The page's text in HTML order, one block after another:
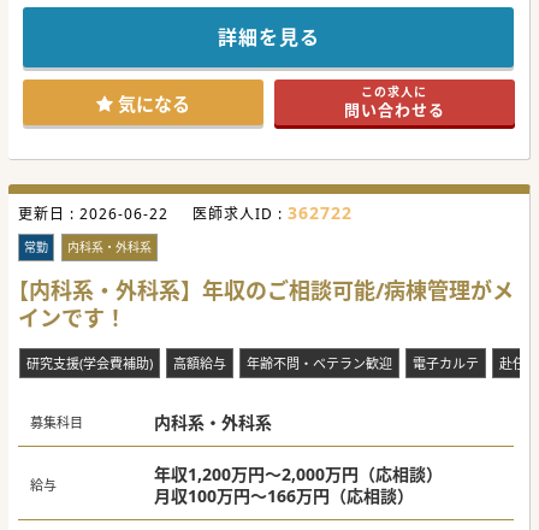
今回の募集は月間2,000名以上の健診・人間ドック受診者が
来院される健診クリニックの募集です。
内視鏡検査希望の受診者の増加に伴い、増員募集です。
企業や自治体の健診を受け入れており、年間のスケジュール
を組むため、12月～2月の閑散期には長期休暇が取りやすい
具体的な働き方などご興味ございましたら、ぜひお問い合わ
せ下さい。
#秋入職可
詳細を見る
気になる この求人に
問い合わせる
更新日 : 2026-06-22 医師求人ID : 362722
常勤 内科系・外科系
【内科系・外科系】年収のご相談可能/病棟管理がメ
インです！
研究支援(学会費補助) 高額給与 年齢不問・ベテラン歓迎 電子カルテ 赴任
募集科目 内科系・外科系
給与
年収1,200万円～2,000万円（応相談）
月収100万円～166万円（応相談）